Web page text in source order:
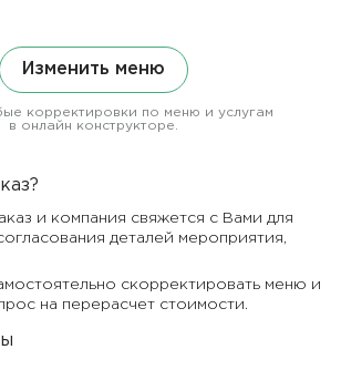
Изменить меню
корректировки по меню и услугам
в онлайн конструкторе.
и компания свяжется с Вами для
деталей мероприятия,
скорректировать меню и
на перерасчет стоимости.